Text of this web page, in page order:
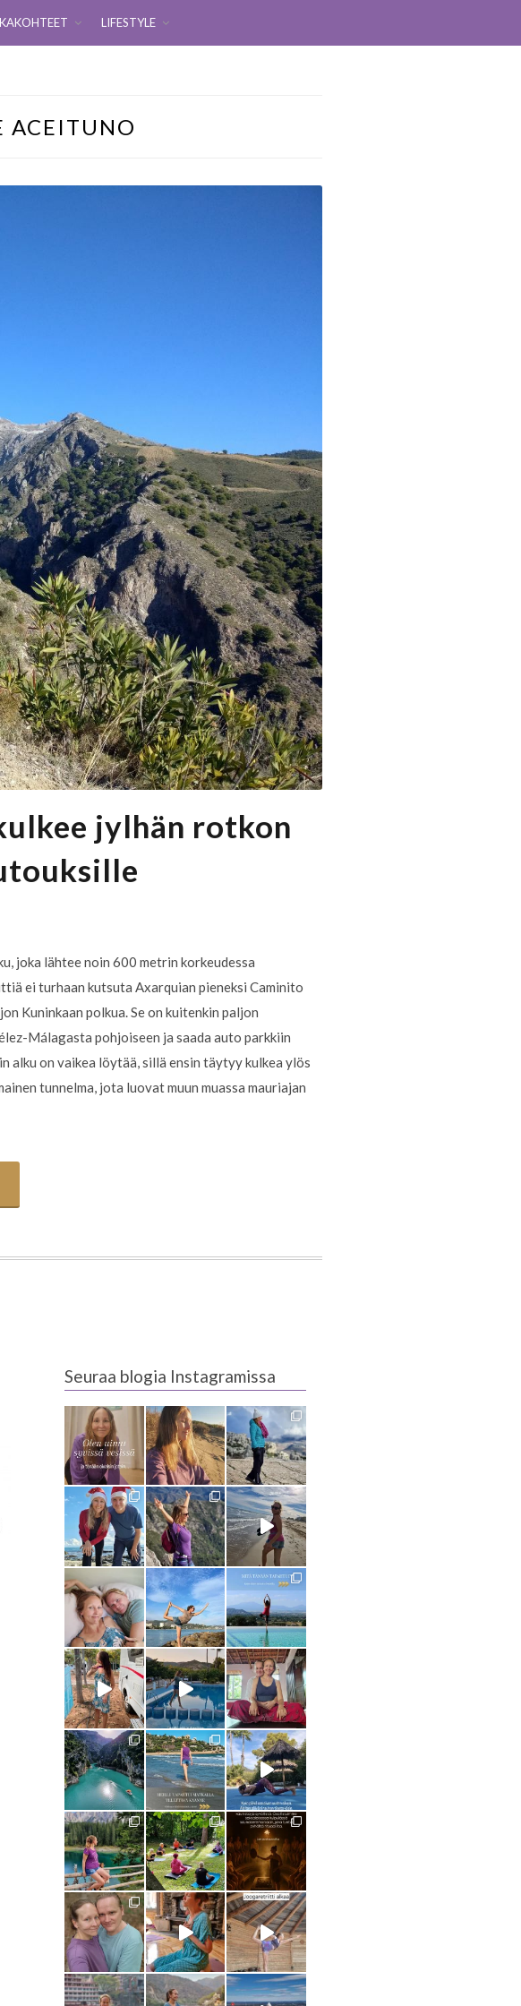
LIFESTYLE
ACEITUNO
jylhän rotkon
joka lähtee noin 600 metrin korkeudessa
ei turhaan kutsuta Axarquian pieneksi Caminito
Kuninkaan polkua. Se on kuitenkin paljon
Málagasta pohjoiseen ja saada auto parkkiin
alku on vaikea löytää, sillä ensin täytyy kulkea ylös
tunnelma, jota luovat muun muassa mauriajan
Seuraa blogia Instagramissa